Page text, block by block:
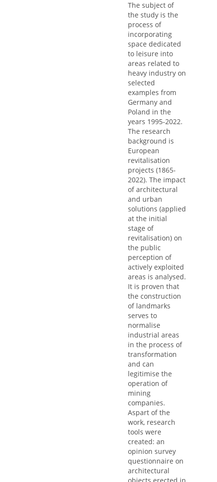
The subject of
the study is the
process of
incorporating
space dedicated
to leisure into
areas related to
heavy industry on
selected
examples from
Germany and
Poland in the
years 1995-2022.
The research
background is
European
revitalisation
projects (1865-
2022). The impact
of architectural
and urban
solutions (applied
at the initial
stage of
revitalisation) on
the public
perception of
actively exploited
areas is analysed.
It is proven that
the construction
of landmarks
serves to
normalise
industrial areas
in the process of
transformation
and can
legitimise the
operation of
mining
companies.
Aspart of the
work, research
tools were
created: an
opinion survey
questionnaire on
architectural